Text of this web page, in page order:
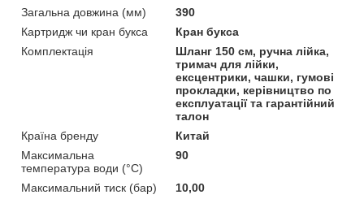
Загальна довжина (мм)
390
Картридж чи кран букса
Кран букса
Комплектація
Шланг 150 см, ручна лійка,
тримач для лійки,
ексцентрики, чашки, гумові
прокладки, керівництво по
експлуатації та гарантійний
талон
Країна бренду
Китай
Максимальна
температура води (°C)
90
Максимальний тиск (бар)
10,00